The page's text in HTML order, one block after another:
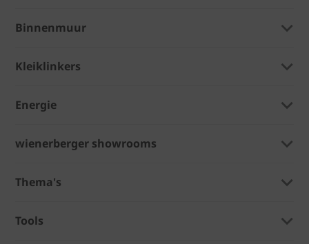
Binnenmuur
Kleiklinkers
Energie
wienerberger showrooms
Thema's
Tools